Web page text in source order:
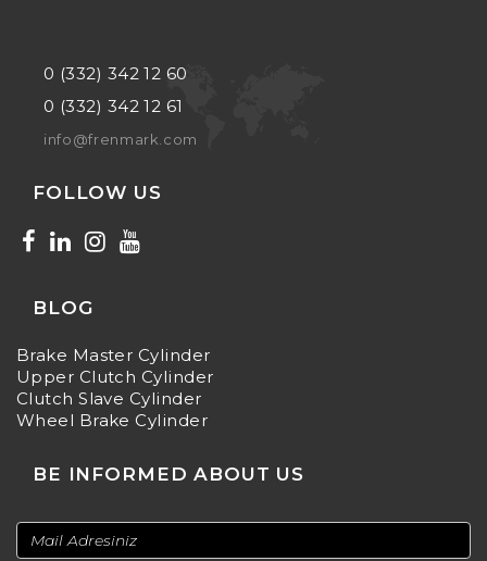
0 (332) 342 12 60
0 (332) 342 12 61
info@frenmark.com
FOLLOW US
BLOG
Brake Master Cylinder
Upper Clutch Cylinder
Clutch Slave Cylinder
Wheel Brake Cylinder
BE INFORMED ABOUT US